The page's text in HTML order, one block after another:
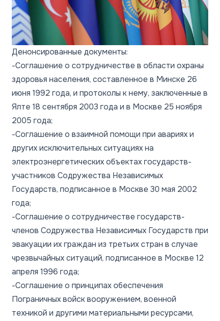
Денонсированные документы:
-Соглашение о сотрудничестве в области охраны
здоровья населения, составленное в Минске 26
июня 1992 года, и протоколы к нему, заключенные в
Ялте 18 сентября 2003 года и в Москве 25 ноября
2005 года;
-Соглашение о взаимной помощи при авариях и
других исключительных ситуациях на
электроэнергетических объектах государств-
участников Содружества Независимых
Государств, подписанное в Москве 30 мая 2002
года;
-Соглашение о сотрудничестве государств-
членов Содружества Независимых Государств при
эвакуации их граждан из третьих стран в случае
чрезвычайных ситуаций, подписанное в Москве 12
апреля 1996 года;
-Соглашение о принципах обеспечения
Пограничных войск вооружением, военной
техникой и другими материальными ресурсами,